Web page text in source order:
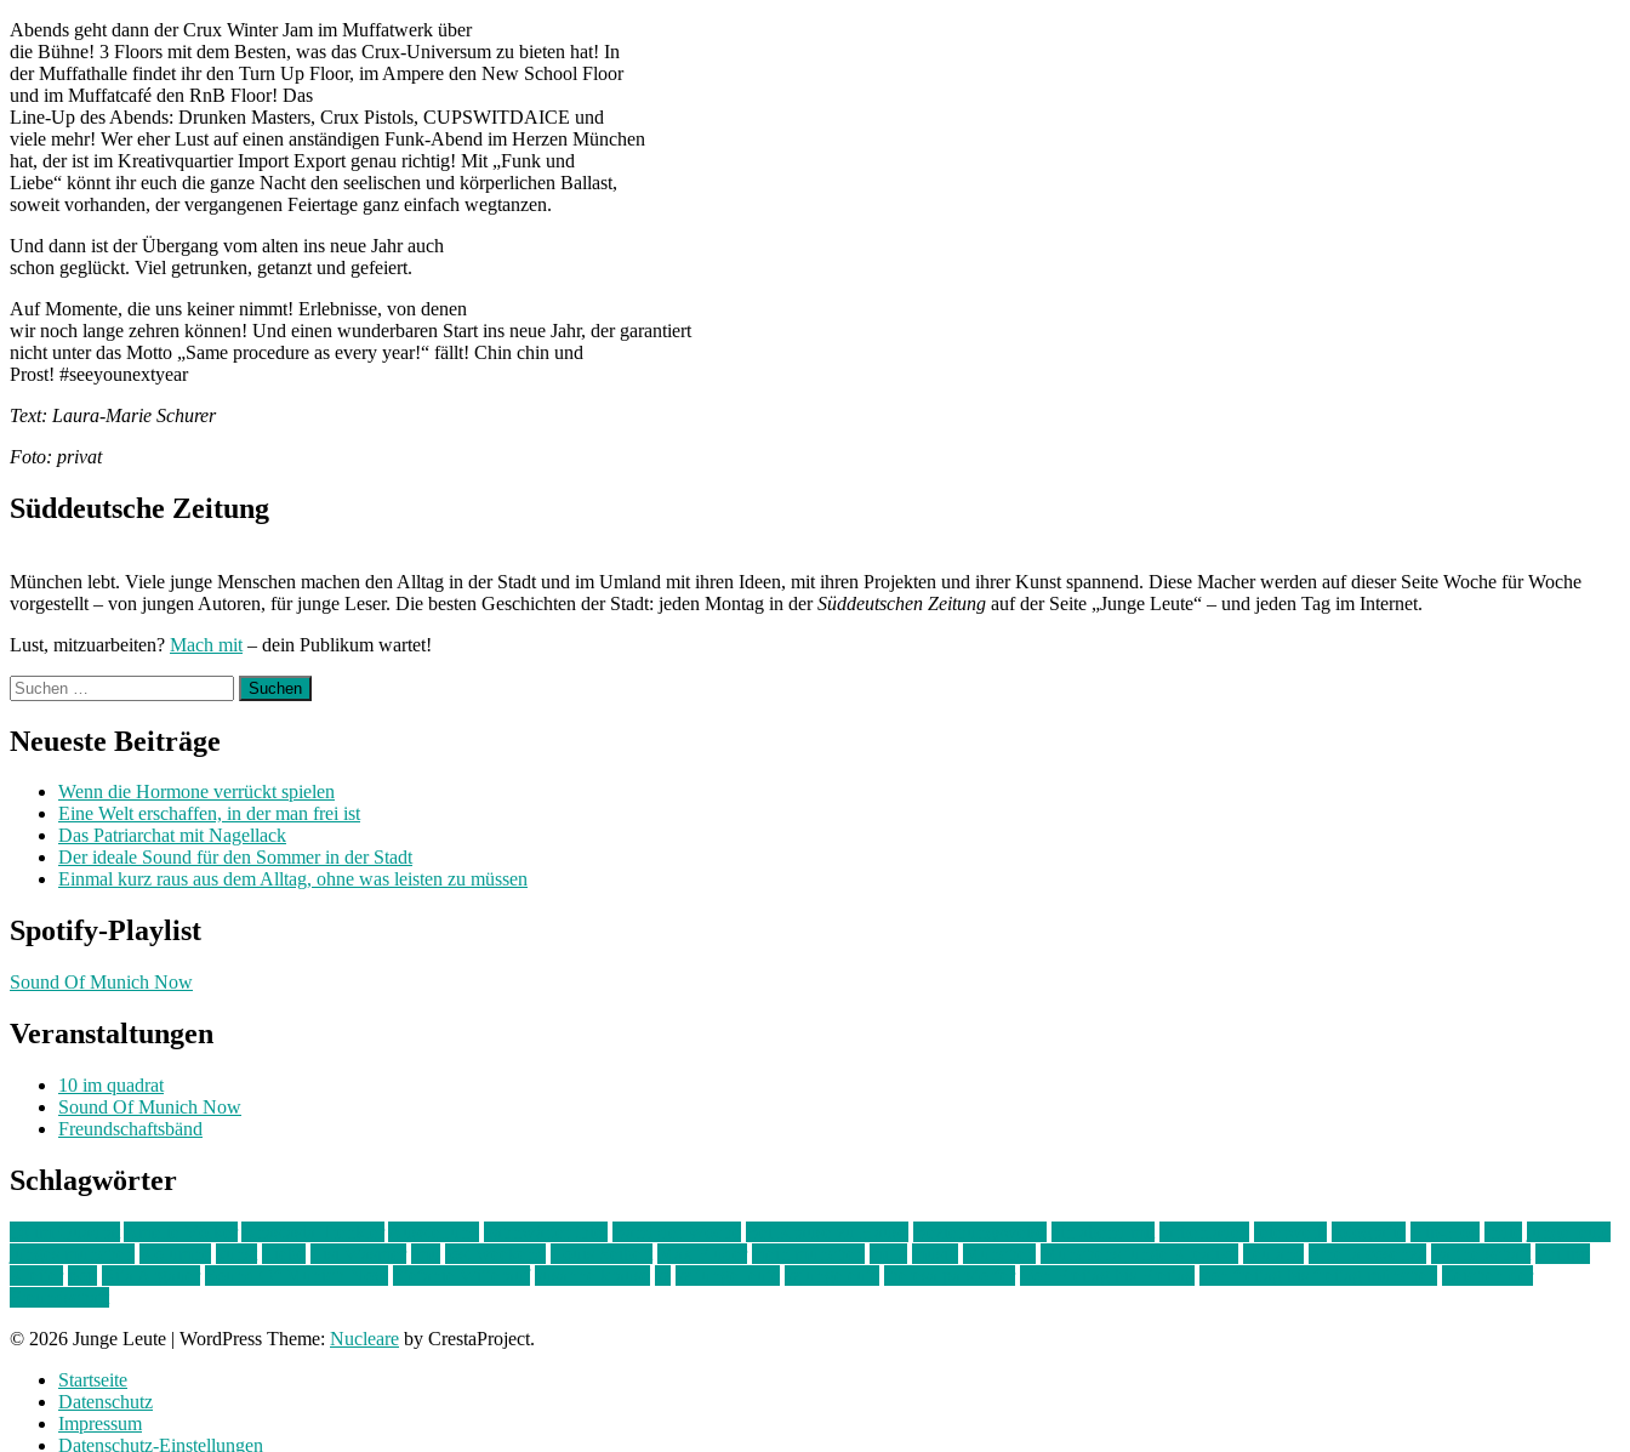
Abends geht dann der Crux Winter Jam im Muffatwerk über
die Bühne! 3 Floors mit dem Besten, was das Crux-Universum zu bieten hat! In
der Muffathalle findet ihr den Turn Up Floor, im Ampere den New School Floor
und im Muffatcafé den RnB Floor! Das
Line-Up des Abends: Drunken Masters, Crux Pistols, CUPSWITDAICE und
viele mehr! Wer eher Lust auf einen anständigen Funk-Abend im Herzen München
hat, der ist im Kreativquartier Import Export genau richtig! Mit „Funk und
Liebe“ könnt ihr euch die ganze Nacht den seelischen und körperlichen Ballast,
soweit vorhanden, der vergangenen Feiertage ganz einfach wegtanzen.
Und dann ist der Übergang vom alten ins neue Jahr auch
schon geglückt. Viel getrunken, getanzt und gefeiert.
Auf Momente, die uns keiner nimmt! Erlebnisse, von denen
wir noch lange zehren können! Und einen wunderbaren Start ins neue Jahr, der garantiert
nicht unter das Motto „Same procedure as every year!“ fällt! Chin chin und
Prost! #seeyounextyear
Text: Laura-Marie Schurer
Foto: privat
Süddeutsche Zeitung
München lebt. Viele junge Menschen machen den Alltag in der Stadt und im Umland mit ihren Ideen, mit ihren Projekten und ihrer Kunst spannend. Diese Macher werden auf dieser Seite Woche für Woche
vorgestellt – von jungen Autoren, für junge Leser. Die besten Geschichten der Stadt: jeden Montag in derSüddeutschen Zeitung auf der Seite „Junge Leute“ – und jeden Tag im Internet.
Lust, mitzuarbeiten? Mach mit – dein Publikum wartet!
Suchen
nach:
Neueste Beiträge
Wenn die Hormone verrückt spielen
Eine Welt erschaffen, in der man frei ist
Das Patriarchat mit Nagellack
Der ideale Sound für den Sommer in der Stadt
Einmal kurz raus aus dem Alltag, ohne was leisten zu müssen
Spotify-Playlist
Sound Of Munich Now
Veranstaltungen
10 im quadrat
Sound Of Munich Now
Freundschaftsbänd
Schlagwörter
© 2026 Junge Leute | WordPress Theme: Nucleare by CrestaProject.
Startseite
Datenschutz
Impressum
Datenschutz-Einstellungen